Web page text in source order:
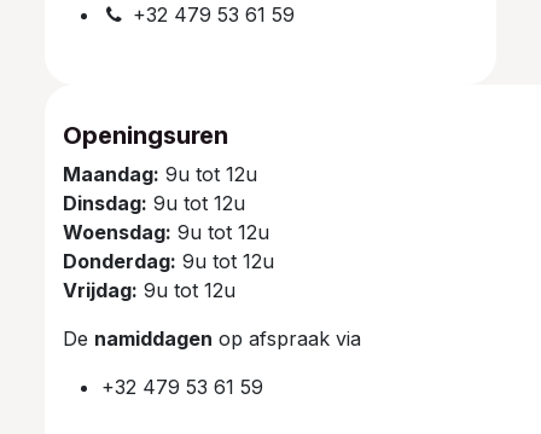
+32 479 53 61 59
Openingsuren
Maandag: 9u tot 12u
Dinsdag: 9u tot 12u
Woensdag: 9u tot 12u
Donderdag: 9u tot 12u
Vrijdag: 9u tot 12u
De namiddagen op afspraak via
+32 479 53 61 59